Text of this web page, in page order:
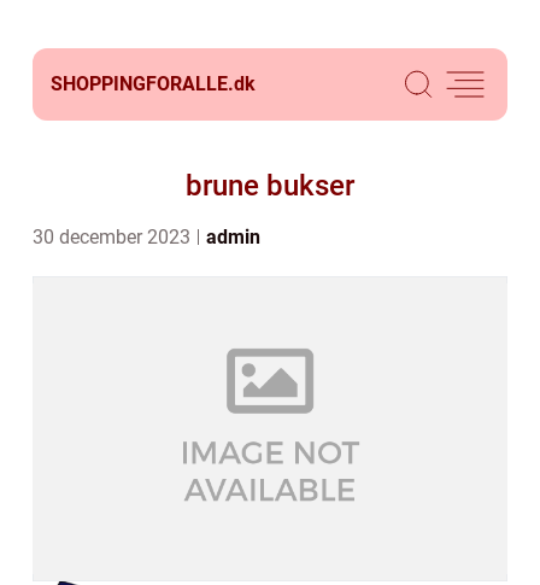
SHOPPINGFORALLE.dk
brune bukser
30 december 2023 admin